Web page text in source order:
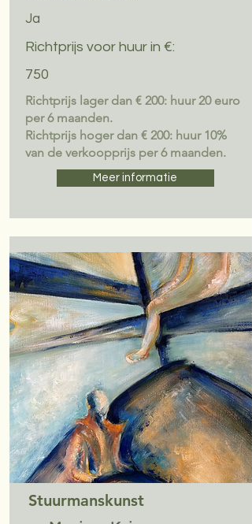
Ja
Richtprijs voor huur in €:
750
Richtprijs lager dan € 200: huur 20 euro
per 6 maanden.
Richtprijs hoger dan € 200: huur 10%
van de verkoopprijs per 6 maanden.
Meer informatie
Stuurmanskunst